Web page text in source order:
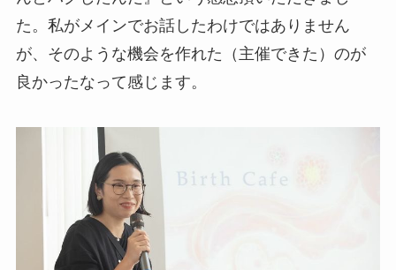
た。私がメインでお話したわけではありません
が、そのような機会を作れた（主催できた）のが
良かったなって感じます。